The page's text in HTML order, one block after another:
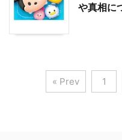
や真相に
« Prev 1